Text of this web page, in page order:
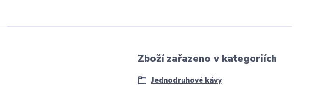
Zboží zařazeno v kategoriích
Jednodruhové kávy